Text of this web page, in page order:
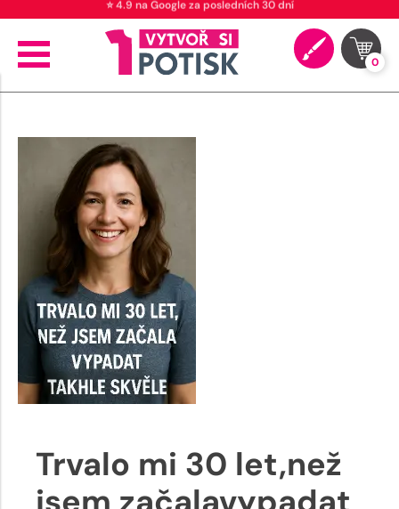
⭐ 4.9 na Google za posledních 30 dní
0
Trvalo mi 30 let,než